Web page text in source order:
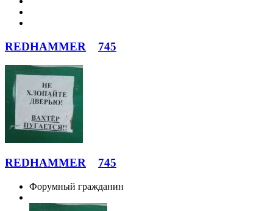
REDHAMMER 745
REDHAMMER 745
Форумный гражданин